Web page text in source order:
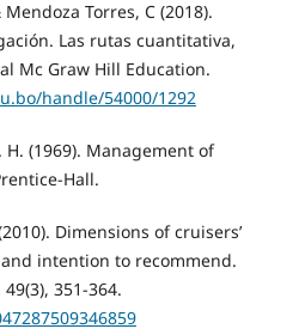
Torres, C (2018).
Las rutas cuantitativa,
Mc Graw Hill Education.
handle/54000/1292
H. (1969). Management of
Hall.
Dimensions of cruisers’
intention to recommend.
351-364.